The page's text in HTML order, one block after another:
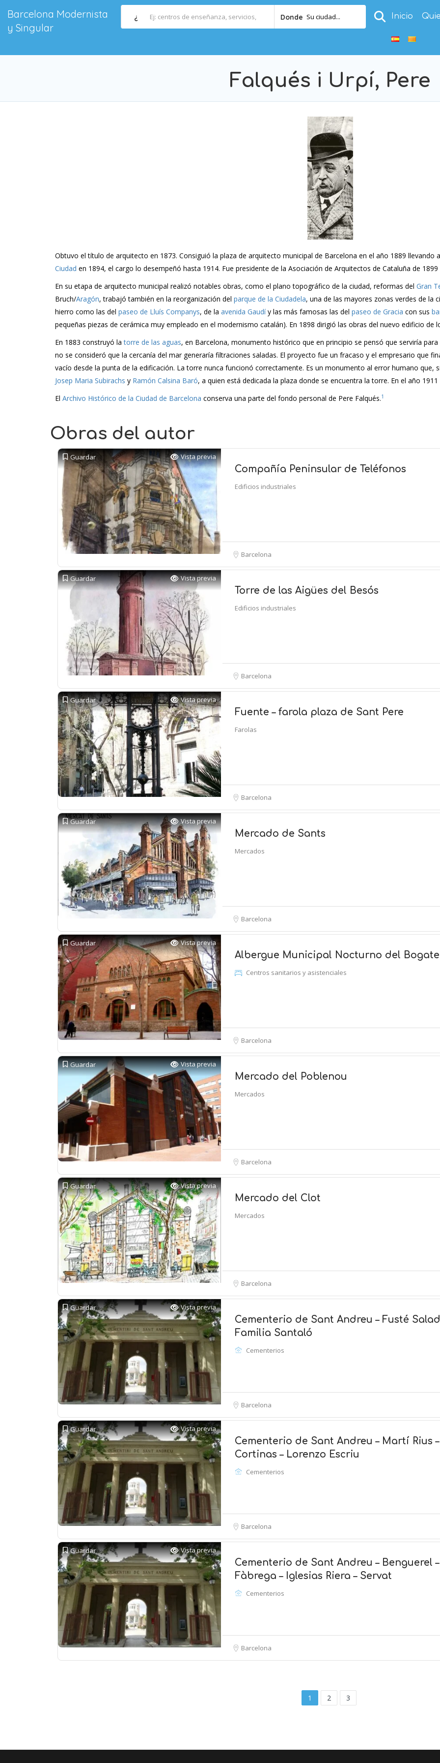
Barcelona Modernista
y Singular
¿ Donde Su ciudad... Inicio
Falqués i Urpí, Pere
Obtuvo el título de arquitecto en 1873. Consiguió la plaza de arquitecto municipal de Barcelona en el año 1889
Ciudad en 1894, el cargo lo desempeñó hasta 1914. Fue presidente de la Asociación de Arquitectos de Cataluña de 1899
En su etapa de arquitecto municipal realizó notables obras, como el plano topográfico de la ciudad, reformas del Gran
Bruch/Aragón, trabajó también en la reorganización del parque de la Ciudadela, una de las mayores zonas verdes de la
hierro como las del paseo de Lluís Companys, de la avenida Gaudíy las más famosas las del paseo de Gracia con sus
pequeñas piezas de cerámica muy empleado en el modernismo catalán). En 1898 dirigió las obras del nuevo edificio de
En 1883 construyó latorre de las aguas, en Barcelona, monumento histórico que en principio se pensó que serviría
no se consideró que la cercanía del mar generaría filtraciones saladas. El proyecto fue un fracaso y el empresario que
vacío desde la punta de la edificación. La torre nunca funcionó correctamente. Es un monumento al error humano que,
Josep Maria Subirachs y Ramón Calsina Baró, a quien está dedicada la plaza donde se encuentra la torre. En el año
El Archivo Histórico de la Ciudad de Barcelona conserva una parte del fondo personal de Pere Falqués.1
Obras del autor
Guardar Vista previa
Compañía Peninsular de Teléfonos
Edificios industriales
Barcelona
Guardar Vista previa
Torre de las Aigües del Besós
Edificios industriales
Barcelona
Guardar Vista previa
Fuente – farola plaza de Sant Pere
Farolas
Barcelona
Guardar Vista previa
Mercado de Sants
Mercados
Barcelona
Guardar Vista previa
Albergue Municipal Nocturno del
Centros sanitarios y asistenciales
Barcelona
Guardar Vista previa
Mercado del Poblenou
Mercados
Barcelona
Guardar Vista previa
Mercado del Clot
Mercados
Barcelona
Guardar Vista previa
Cementerio de Sant Andreu – Fusté
Familia Santaló
Cementerios
Barcelona
Guardar Vista previa
Cementerio de Sant Andreu – Martí Rius –
Cortinas – Lorenzo Escriu
Cementerios
Barcelona
Guardar Vista previa
Cementerio de Sant Andreu – Benguerel –
Fàbrega – Iglesias Riera – Servat
Cementerios
Barcelona
1 2 3